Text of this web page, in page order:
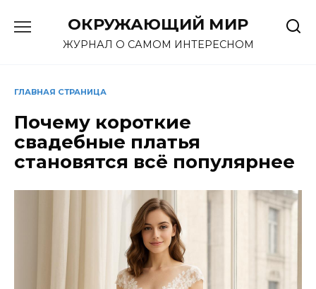
содержанию
ОКРУЖАЮЩИЙ МИР
ЖУРНАЛ О САМОМ ИНТЕРЕСНОМ
ГЛАВНАЯ СТРАНИЦА
Почему короткие
свадебные платья
становятся всё популярнее